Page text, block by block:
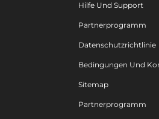
Hilfe Und Support
Partnerprogramm
Datenschutzrichtlinie
Bedingungen Und
Sitemap
Partnerprogramm